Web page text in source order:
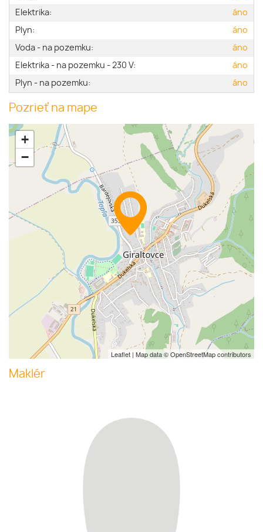
Elektrika:
áno
Plyn:
áno
Voda - na pozemku:
áno
Elektrika - na pozemku - 230 V:
áno
Plyn - na pozemku:
áno
Pozrieť na mape
+
−
Leaflet | Map data ©OpenStreetMapcontributors
Maklér